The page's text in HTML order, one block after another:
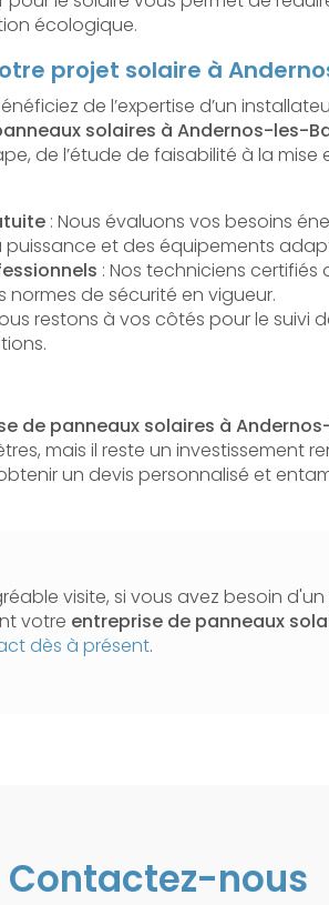
écologique.
projet solaire à
de l’expertise d’un
solaires à Andernos-les-
de l’étude de faisabilité à la mise
: Nous évaluons vos besoins
puissance et des équipements
: Nos techniciens
normes de sécurité en vigueur.
restons à vos côtés pour le suivi
de panneaux solaires à
mais il reste un investissement
un devis personnalisé et
visite, si vous avez besoin
votre entreprise de panneaux
dès à présent.
Contactez-nous